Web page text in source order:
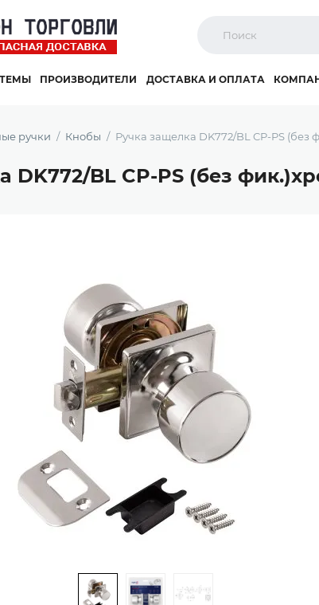
ПРОИЗВОДИТЕЛИ ДОСТАВКА И ОПЛАТА
ручки Кнобы Ручка защелка DK772/BL CP-PS (без
DK772/BL CP-PS (без